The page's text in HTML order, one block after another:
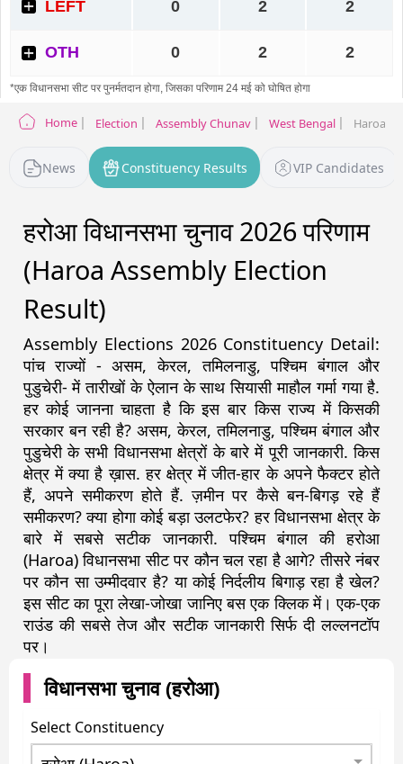
Home Election Assembly Chunav West Bengal Haroa
News Constituency Results VIP Candidates
हरोआ विधानसभा चुनाव 2026 परिणाम
(Haroa Assembly Election
Result)
Assembly Elections 2026 Constituency Detail:
पांच राज्यों - असम, केरल, तमिलनाडु, पश्चिम बंगाल और
पुडुचेरी- में तारीखों के ऐलान के साथ सियासी माहौल गर्मा गया है.
हर कोई जानना चाहता है कि इस बार किस राज्य में किसकी
सरकार बन रही है? असम, केरल, तमिलनाडु, पश्चिम बंगाल और
पुडुचेरी के सभी विधानसभा क्षेत्रों के बारे में पूरी जानकारी. किस
क्षेत्र में क्या है ख़ास. हर क्षेत्र में जीत-हार के अपने फैक्टर होते
हैं, अपने समीकरण होते हैं. ज़मीन पर कैसे बन-बिगड़ रहे हैं
समीकरण? क्या होगा कोई बड़ा उलटफेर? हर विधानसभा क्षेत्र के
बारे में सबसे सटीक जानकारी. पश्चिम बंगाल की हरोआ
(Haroa) विधानसभा सीट पर कौन चल रहा है आगे? तीसरे नंबर
पर कौन सा उम्मीदवार है? या कोई निर्दलीय बिगाड़ रहा है खेल?
इस सीट का पूरा लेखा-जोखा जानिए बस एक क्लिक में। एक-एक
राउंड की सबसे तेज और सटीक जानकारी सिर्फ दी लल्लनटॉप
पर।
विधानसभा चुनाव (हरोआ)
Select Constituency